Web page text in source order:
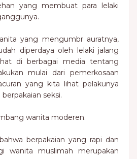
yang membuat para lelaki
yang mengumbr auratnya,
diperdaya oleh lelaki jalang
di berbagai media tentang
mulai dari pemerkosaan
yang kita lihat pelakunya
seksi.
wanita moderen.
berpakaian yang rapi dan
wanita muslimah merupakan